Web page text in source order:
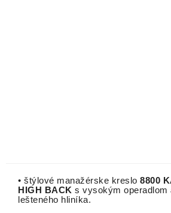
• štýlové manažérske kreslo 8800
HIGH BACK s vysokým operadlom
lešteného hliníka.